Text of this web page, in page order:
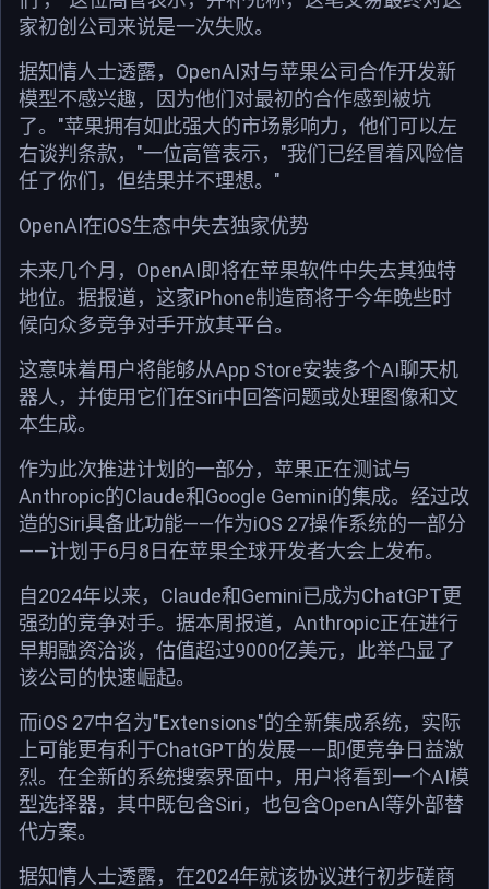
家初创公司来说是一次失败。
据知情人士透露，OpenAI对与苹果公司合作开发新
模型不感兴趣，因为他们对最初的合作感到被坑
了。"苹果拥有如此强大的市场影响力，他们可以左
右谈判条款，"一位高管表示，"我们已经冒着风险信
任了你们，但结果并不理想。"
OpenAI在iOS生态中失去独家优势
未来几个月，OpenAI即将在苹果软件中失去其独特
地位。据报道，这家iPhone制造商将于今年晚些时
候向众多竞争对手开放其平台。
这意味着用户将能够从App Store安装多个AI聊天机
器人，并使用它们在Siri中回答问题或处理图像和文
本生成。
作为此次推进计划的一部分，苹果正在测试与
Anthropic的Claude和Google Gemini的集成。经过改
造的Siri具备此功能——作为iOS 27操作系统的一部分
——计划于6月8日在苹果全球开发者大会上发布。
自2024年以来，Claude和Gemini已成为ChatGPT更
强劲的竞争对手。据本周报道，Anthropic正在进行
早期融资洽谈，估值超过9000亿美元，此举凸显了
该公司的快速崛起。
而iOS 27中名为"Extensions"的全新集成系统，实际
上可能更有利于ChatGPT的发展——即便竞争日益激
烈。在全新的系统搜索界面中，用户将看到一个AI模
型选择器，其中既包含Siri，也包含OpenAI等外部替
代方案。
据知情人士透露，在2024年就该协议进行初步磋商